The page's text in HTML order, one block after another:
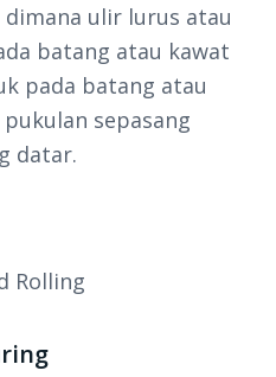
ulir lurus atau
batang atau kawat
pada batang atau
sepasang
datar.
Rolling